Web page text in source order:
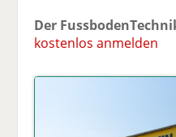
Der
kostenlos anmelden